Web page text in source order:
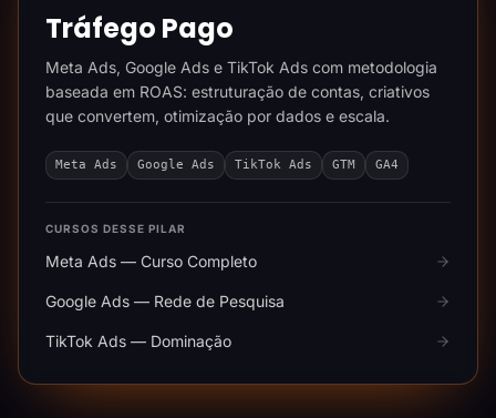
Tráfego Pago
Meta Ads, Google Ads e TikTok Ads com metodologia
baseada em ROAS: estruturação de contas, criativos
que convertem, otimização por dados e escala.
Meta Ads Google Ads TikTok Ads GTM GA4
CURSOS DESSE PILAR
Meta Ads — Curso Completo
Google Ads — Rede de Pesquisa
TikTok Ads — Dominação